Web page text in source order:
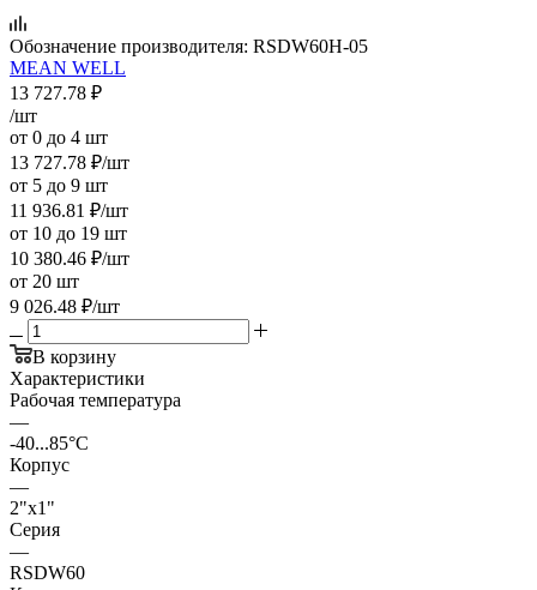
Обозначение производителя: RSDW60H-05
MEAN WELL
13 727.78 ₽
/шт
от 0 до 4 шт
13 727.78 ₽/шт
от 5 до 9 шт
11 936.81 ₽/шт
от 10 до 19 шт
10 380.46 ₽/шт
от 20 шт
9 026.48 ₽/шт
В корзину
Характеристики
Рабочая температура
—
-40...85°C
Корпус
—
2"x1"
Серия
—
RSDW60